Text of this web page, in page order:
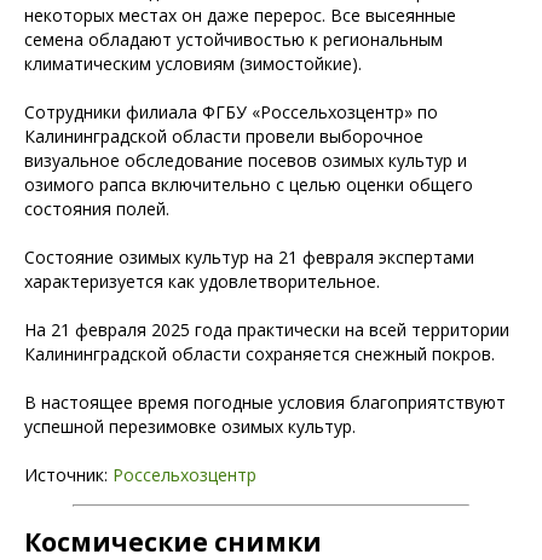
некоторых местах он даже перерос. Все высеянные
семена обладают устойчивостью к региональным
климатическим условиям (зимостойкие).
Сотрудники филиала ФГБУ «Россельхозцентр» по
Калининградской области провели выборочное
визуальное обследование посевов озимых культур и
озимого рапса включительно с целью оценки общего
состояния полей.
Состояние озимых культур на 21 февраля экспертами
характеризуется как удовлетворительное.
На 21 февраля 2025 года практически на всей территории
Калининградской области сохраняется снежный покров.
В настоящее время погодные условия благоприятствуют
успешной перезимовке озимых культур.
Источник: Россельхозцентр
Космические снимки